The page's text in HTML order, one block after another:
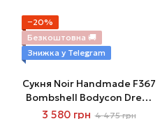
−20%
Безкоштовна 🚚
Знижка у Telegram
Сукня Noir Handmade F367
Bombshell Bodycon Dress
Red XL
3 580 грн 4 475 грн